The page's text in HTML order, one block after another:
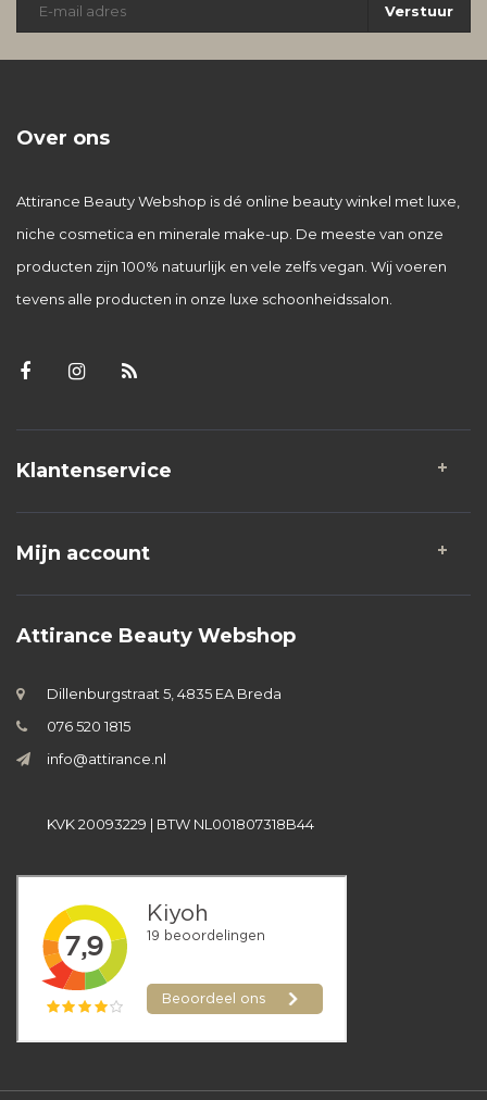
Verstuur
Over ons
Attirance Beauty Webshop is dé online beauty winkel met luxe,
niche cosmetica en minerale make-up. De meeste van onze
producten zijn 100% natuurlijk en vele zelfs vegan. Wij voeren
tevens alle producten in onze luxe schoonheidssalon.
Klantenservice
Mijn account
Attirance Beauty Webshop
Dillenburgstraat 5, 4835 EA Breda
076 520 1815
info@attirance.nl
KVK 20093229 | BTW NL001807318B44